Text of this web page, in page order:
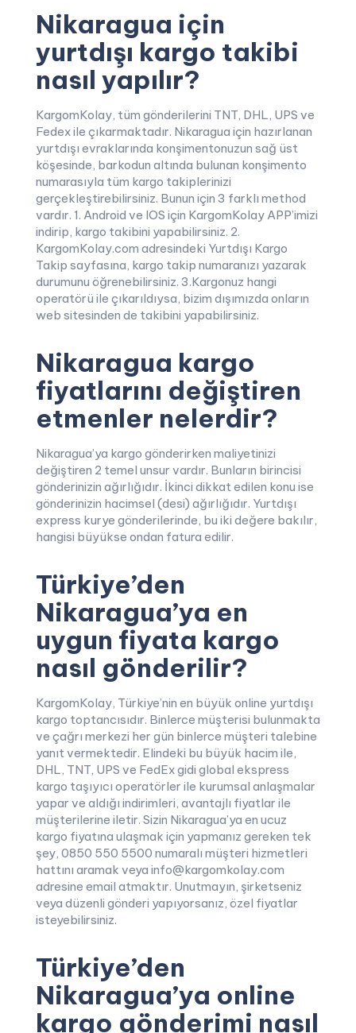
Nikaragua için
yurtdışı kargo takibi
nasıl yapılır?
KargomKolay, tüm gönderilerini TNT, DHL, UPS ve
Fedex ile çıkarmaktadır. Nikaragua için hazırlanan
yurtdışı evraklarında konşimentonuzun sağ üst
köşesinde, barkodun altında bulunan konşimento
numarasıyla tüm kargo takiplerinizi
gerçekleştirebilirsiniz. Bunun için 3 farklı method
vardır. 1. Android ve IOS için KargomKolay APP’imizi
indirip, kargo takibini yapabilirsiniz. 2.
KargomKolay.com adresindeki Yurtdışı Kargo
Takip sayfasına, kargo takip numaranızı yazarak
durumunu öğrenebilirsiniz. 3.Kargonuz hangi
operatörü ile çıkarıldıysa, bizim dışımızda onların
web sitesinden de takibini yapabilirsiniz.
Nikaragua kargo
fiyatlarını değiştiren
etmenler nelerdir?
Nikaragua’ya kargo gönderirken maliyetinizi
değiştiren 2 temel unsur vardır. Bunların birincisi
gönderinizin ağırlığıdır. İkinci dikkat edilen konu ise
gönderinizin hacimsel (desi) ağırlığıdır. Yurtdışı
express kurye gönderilerinde, bu iki değere bakılır,
hangisi büyükse ondan fatura edilir.
Türkiye’den
Nikaragua’ya en
uygun fiyata kargo
nasıl gönderilir?
KargomKolay, Türkiye’nin en büyük online yurtdışı
kargo toptancısıdır. Binlerce müşterisi bulunmakta
ve çağrı merkezi her gün binlerce müşteri talebine
yanıt vermektedir. Elindeki bu büyük hacim ile,
DHL, TNT, UPS ve FedEx gidi global ekspress
kargo taşıyıcı operatörler ile kurumsal anlaşmalar
yapar ve aldığı indirimleri, avantajlı fiyatlar ile
müşterilerine iletir. Sizin Nikaragua’ya en ucuz
kargo fiyatına ulaşmak için yapmanız gereken tek
şey, 0850 550 5500 numaralı müşteri hizmetleri
hattını aramak veya info@kargomkolay.com
adresine email atmaktır. Unutmayın, şirketseniz
veya düzenli gönderi yapıyorsanız, özel fiyatlar
isteyebilirsiniz.
Türkiye’den
Nikaragua’ya online
kargo gönderimi nasıl